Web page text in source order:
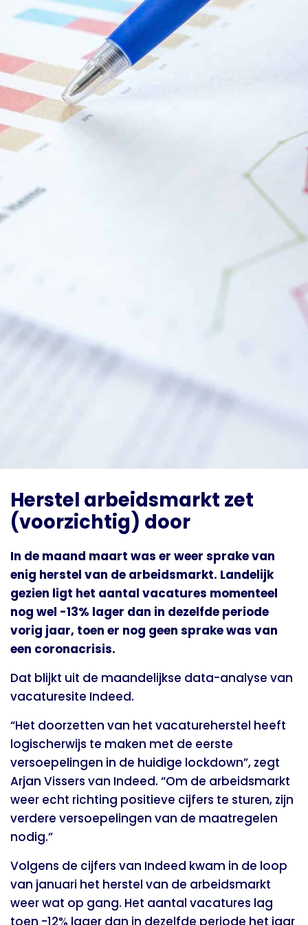
Herstel arbeidsmarkt zet
(voorzichtig) door
In de maand maart was er weer sprake van
enig herstel van de arbeidsmarkt. Landelijk
gezien ligt het aantal vacatures momenteel
nog wel -13% lager dan in dezelfde periode
vorig jaar, toen er nog geen sprake was van
een coronacrisis.
Dat blijkt uit de maandelijkse data-analyse van
vacaturesite Indeed.
“Het doorzetten van het vacatureherstel heeft
logischerwijs te maken met de eerste
versoepelingen in de huidige lockdown”, zegt
Arjan Vissers van Indeed. “Om de arbeidsmarkt
weer echt richting positieve cijfers te sturen, zijn
verdere versoepelingen van de maatregelen
nodig.”
Volgens de cijfers van Indeed kwam in de loop
van januari het herstel van de arbeidsmarkt
weer wat op gang. Het aantal vacatures lag
toen -12% lager dan in dezelfde periode het jaar